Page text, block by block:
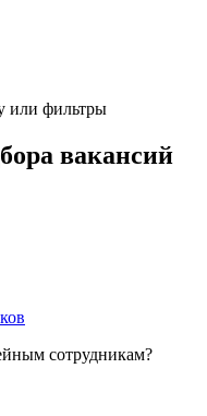
или фильтры
вакансий
сотрудникам?